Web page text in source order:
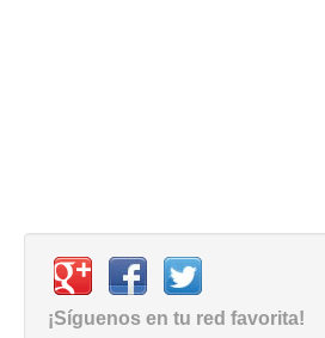
¡Síguenos en tu red favorita!